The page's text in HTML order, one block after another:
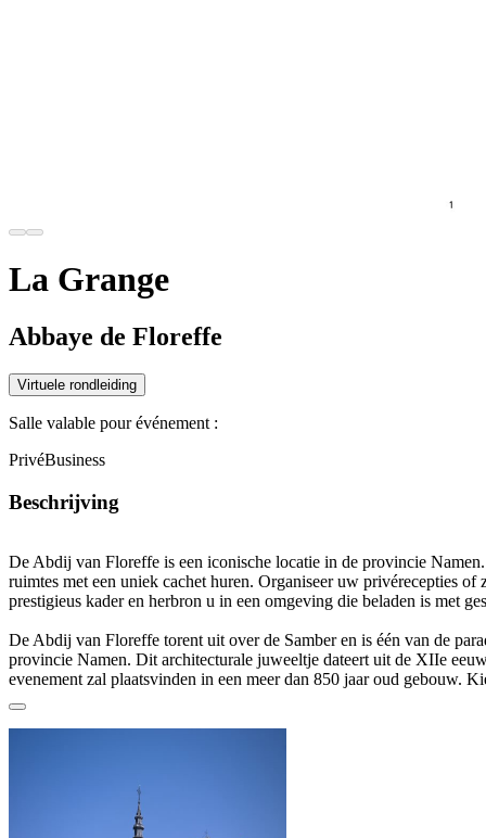
La Grange
Abbaye de Floreffe
Virtuele rondleiding
Salle valable pour événement :
PrivéBusiness
Beschrijving
De Abdij van Floreffe is een iconische locatie in de provincie
ruimtes met een uniek cachet huren. Organiseer uw privérecepties of
prestigieus kader en herbron u in een omgeving die beladen is met
De Abdij van Floreffe torent uit over de Samber en is één van de
provincie Namen. Dit architecturale juweeltje dateert uit de XIIe
evenement zal plaatsvinden in een meer dan 850 jaar oud gebouw.
Op deze locatie kunt u 10 tot 900 personen uitnodigen voor een